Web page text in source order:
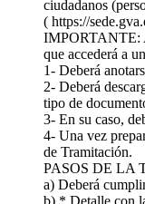
ciudadanos
( https://
IMPORTANTE:
que accederá a
1- Deberá
2- Deberá
tipo de
3- En su caso,
4- Una vez
de Tramitación.
PASOS DE LA
a) Deberá